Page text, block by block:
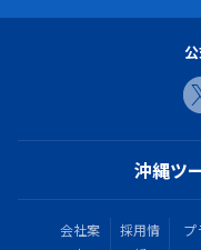
沖縄ツ
会社案
採用情
プ